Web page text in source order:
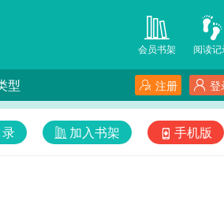
阅读记
会员书架
型 登
注册
手机版
加入书架